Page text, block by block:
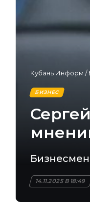
Кубань Информ /
БИЗНЕС
14.11.2025 В 18:49